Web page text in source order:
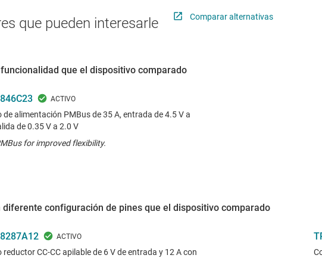
que pueden interesarle Comparar alternativas
que el dispositivo comparado
de alimentación PMBus de 35 A, entrada de 4.5 V a
de 0.35 V a 2.0 V
for improved flexibility.
configuración de pines que el dispositivo comparado
reductor CC-CC apilable de 6 V de entrada y 12 A con